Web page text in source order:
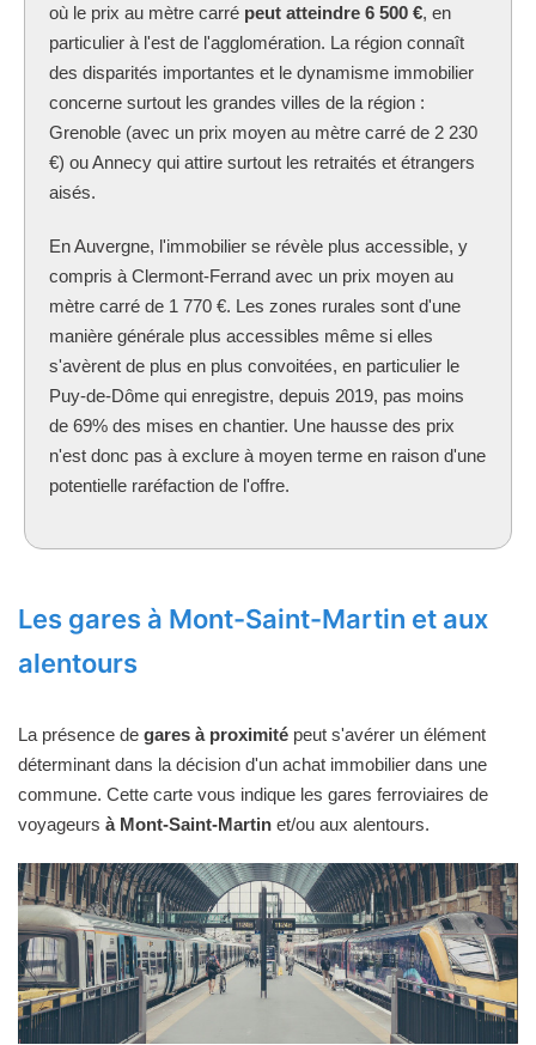
où le prix au mètre carré peut atteindre 6 500 €, en
particulier à l'est de l'agglomération. La région connaît
des disparités importantes et le dynamisme immobilier
concerne surtout les grandes villes de la région :
Grenoble (avec un prix moyen au mètre carré de 2 230
€) ou Annecy qui attire surtout les retraités et étrangers
aisés.
En Auvergne, l'immobilier se révèle plus accessible, y
compris à Clermont-Ferrand avec un prix moyen au
mètre carré de 1 770 €. Les zones rurales sont d'une
manière générale plus accessibles même si elles
s'avèrent de plus en plus convoitées, en particulier le
Puy-de-Dôme qui enregistre, depuis 2019, pas moins
de 69% des mises en chantier. Une hausse des prix
n'est donc pas à exclure à moyen terme en raison d'une
potentielle raréfaction de l'offre.
Les gares à Mont-Saint-Martin et aux
alentours
La présence de gares à proximité peut s'avérer un élément
déterminant dans la décision d'un achat immobilier dans une
commune. Cette carte vous indique les gares ferroviaires de
voyageurs à Mont-Saint-Martin et/ou aux alentours.